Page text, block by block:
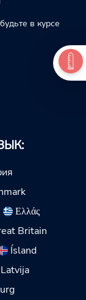
в курсе
Ελλάς
Britain
Ísland